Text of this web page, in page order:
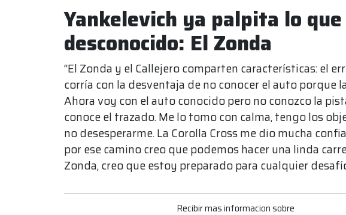
Yankelevich ya palpita lo
desconocido: El Zonda
“El Zonda y el Callejero comparten características: el
corría con la desventaja de no conocer el auto porque
Ahora voy con el auto conocido pero no conozco la
conoce el trazado. Me lo tomo con calma, tengo los
no desesperarme. La Corolla Cross me dio mucha
por ese camino creo que podemos hacer una linda
Zonda, creo que estoy preparado para cualquier
Recibir mas informacion sobre